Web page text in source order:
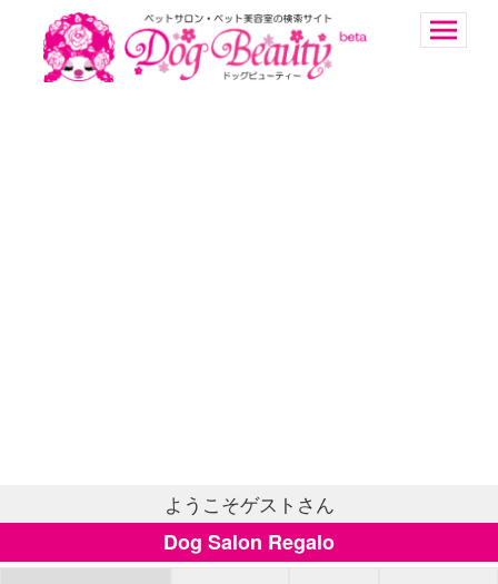
ようこそゲストさん
Dog Salon Regalo